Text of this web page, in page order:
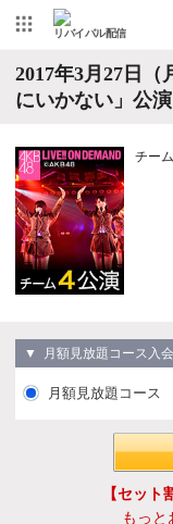
リバイバル配信
2017年3月27日
にいかない」公
チーム
▼ 月額見放題コース入会
月額見放題コース
【セット
もっと